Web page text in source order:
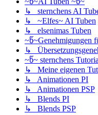
↳ sternchens AI
↳ ~Elfes~ AI Tuben
↳ elsenimas Tuben
~წ~Genehmigungen
↳
~წ~ sternchens
↳ Meine eigenen
↳ Animationen PI
↳ Animationen PSP
↳ Blends PI
↳ Blends PSP